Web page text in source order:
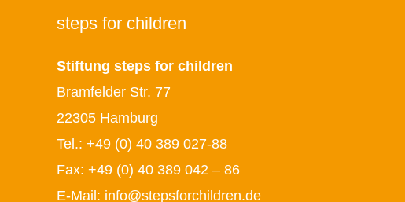
steps for children
Stiftung steps for children
Bramfelder Str. 77
22305 Hamburg
Tel.: +49 (0) 40 389 027-88
Fax: +49 (0) 40 389 042 – 86
E-Mail: info@stepsforchildren.de